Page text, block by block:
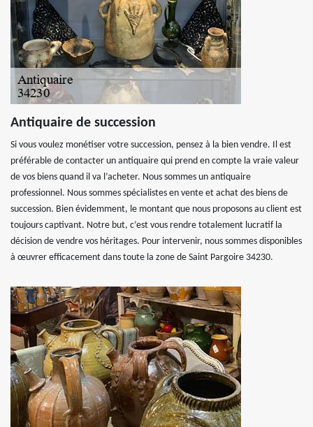
Antiquaire de succession
Si vous voulez monétiser votre succession, pensez à la bien vendre. Il est
préférable de contacter un antiquaire qui prend en compte la vraie valeur
de vos biens quand il va l’acheter. Nous sommes un antiquaire
professionnel. Nous sommes spécialistes en vente et achat des biens de
succession. Bien évidemment, le montant que nous proposons au client est
toujours captivant. Notre but, c’est vous rendre totalement lucratif la
décision de vendre vos héritages. Pour intervenir, nous sommes disponibles
à œuvrer efficacement dans toute la zone de Saint Pargoire 34230.